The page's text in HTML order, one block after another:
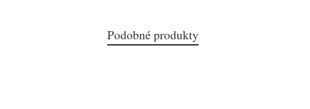
Podobné produkty